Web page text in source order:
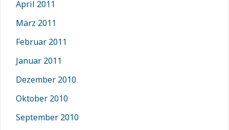
April 2011
März 2011
Februar 2011
Januar 2011
Dezember 2010
Oktober 2010
September 2010